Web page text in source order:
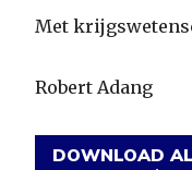
Met
Robert Adang
DOWNLOAD